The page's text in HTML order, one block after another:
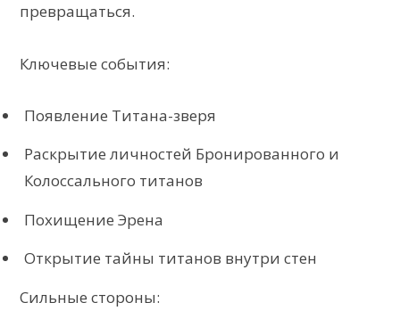
превращаться.
Ключевые события:
Появление Титана-зверя
Раскрытие личностей Бронированного и
Колоссального титанов
Похищение Эрена
Открытие тайны титанов внутри стен
Сильные стороны: